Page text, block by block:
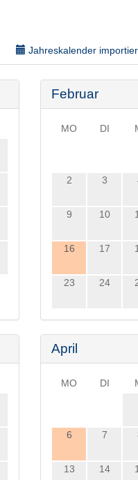
Jahreskalender
Februar
MO DI
2 3
9 10
16 17
23 24
April
MO DI
6 7
13 14